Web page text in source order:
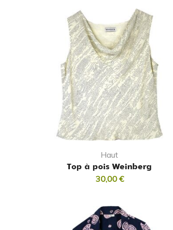
Haut
Top à pois Weinberg
30,00 €